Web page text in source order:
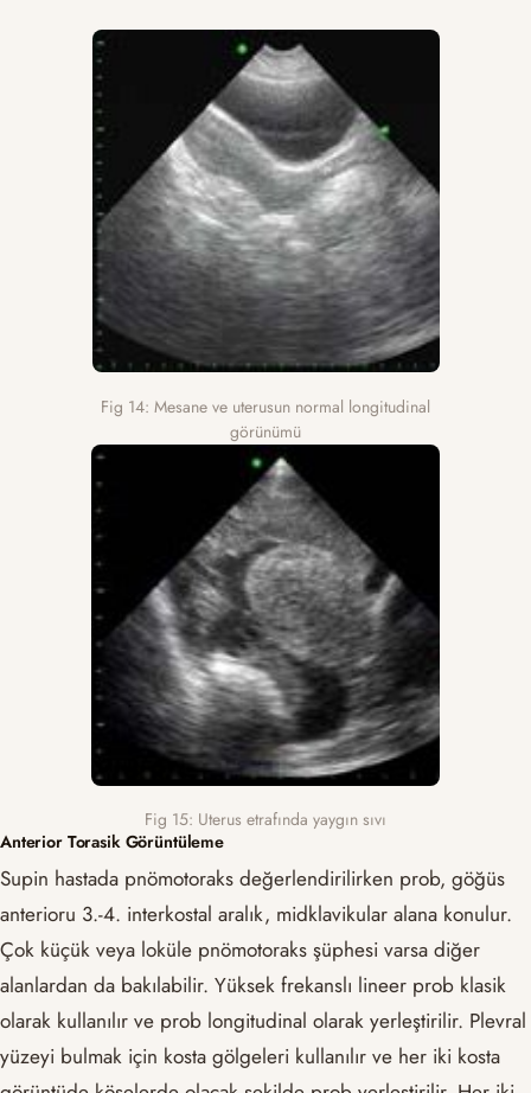
Fig 14: Mesane ve uterusun normal longitudinal
görünümü
Fig 15: Uterus etrafında yaygın sıvı
Anterior Torasik Görüntüleme
Supin hastada pnömotoraks değerlendirilirken prob, göğüs
anterioru 3.-4. interkostal aralık, midklavikular alana konulur.
Çok küçük veya loküle pnömotoraks şüphesi varsa diğer
alanlardan da bakılabilir. Yüksek frekanslı lineer prob klasik
olarak kullanılır ve prob longitudinal olarak yerleştirilir. Plevral
yüzeyi bulmak için kosta gölgeleri kullanılır ve her iki kosta